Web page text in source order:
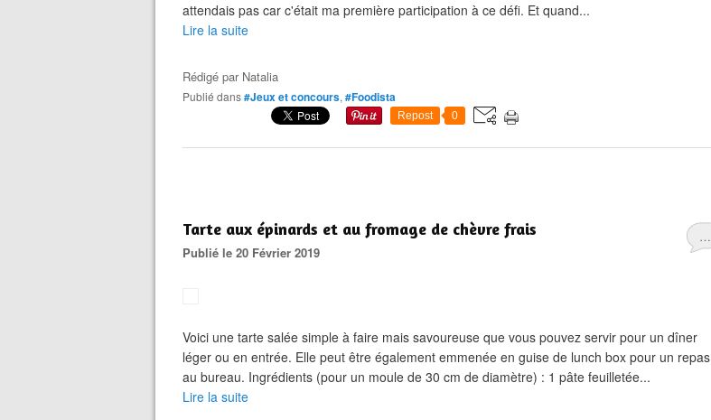
attendais pas car c'était ma première participation à ce défi. Et quand...
Lire la suite
Rédigé par Natalia
Publié dans#Jeux et concours, #Foodista
Repost 0
…
Tarte aux épinards et au fromage de chèvre frais
Publié le 20 Février 2019
Voici une tarte salée simple à faire mais savoureuse que vous pouvez servir pour un dîner
léger ou en entrée. Elle peut être également emmenée en guise de lunch box pour un repas
au bureau. Ingrédients (pour un moule de 30 cm de diamètre) : 1 pâte feuilletée...
Lire la suite